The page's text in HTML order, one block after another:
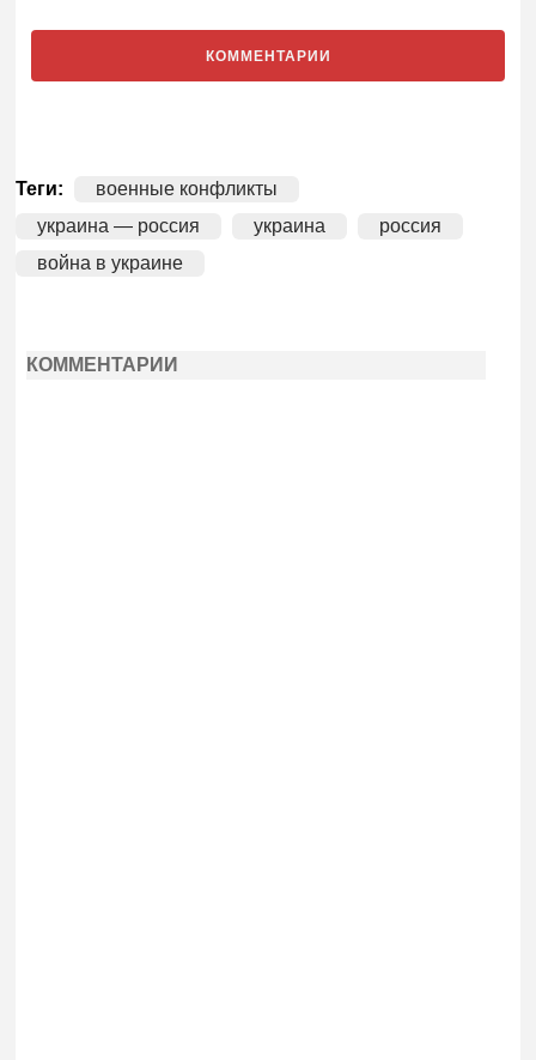
КОММЕНТАРИИ
Теги:
военные конфликты
украина — россия
украина
россия
война в украине
КОММЕНТАРИИ